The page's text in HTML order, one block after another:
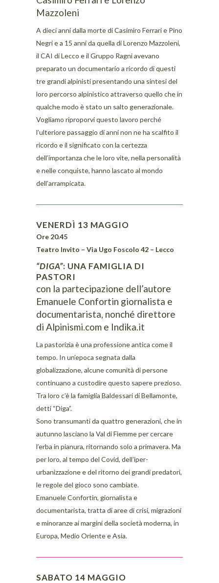
Mazzoleni
A dieci anni dalla morte di Casimiro Ferrari e Pino
Negri e a 15 anni da quella di Lorenzo Mazzoleni,
il CAI di Lecco e il Gruppo Ragni avevano
preparato un documentario a ricordo di questi
tre grandi alpinisti presentando una sintesi del
loro percorso alpinistico attraverso quello che in
qualche modo è stato un salto generazionale.
Vogliamo riproporvi questo lavoro perché
l’ulteriore passaggio di anni non ne ha scalfito il
ricordo e il significato con la certezza
dell’importanza che le loro vite, nella personalità
e nelle conquiste, hanno lascato al mondo
dell’arrampicata.
VENERDÌ 13 MAGGIO
Ore 20.45
Teatro Invito – Via Ugo Foscolo 42 – Lecco
“DIGA”: UNA FAMIGLIA DI
PASTORI
con la partecipazione dell’autore
Emanuele Confortin giornalista e
documentarista, nonché direttore
di Alpinismi.com e Indika.it
La pastorizia è una professione antica come il
tempo. In un’epoca segnata dalla
globalizzazione, alcune comunità di persone
continuano a custodire questo sapere prezioso.
Tra loro c’è la famiglia Baldessari di Bellamonte,
detti “Diga”.
Sono transumanti da quattro generazioni, che in
autunno lasciano la Val di Fiemme per cercare
l’erba in pianura, ritornando solo a primavera. Ma
per loro, al tempo del Covid, dell’iper-
urbanizzazione e del ritorno dei grandi predatori,
le regole del gioco sono cambiate.
Emanuele Confortin, giornalista e
documentarista, tratta di aree di crisi, migrazioni
e minoranze ai margini della società moderna, in
Europa, Medio Oriente e Asia.
SABATO 14 MAGGIO